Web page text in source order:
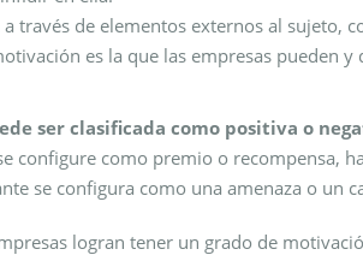
a través de elementos externos al sujeto,
es la que las empresas pueden
ser clasificada como positiva o
configure como premio o recompensa,
se configura como una amenaza o un
logran tener un grado de